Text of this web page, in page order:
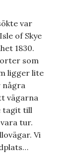
var
of Skye
1830.
som
ligger lite
några
vägarna
tagit till
tur.
Vi